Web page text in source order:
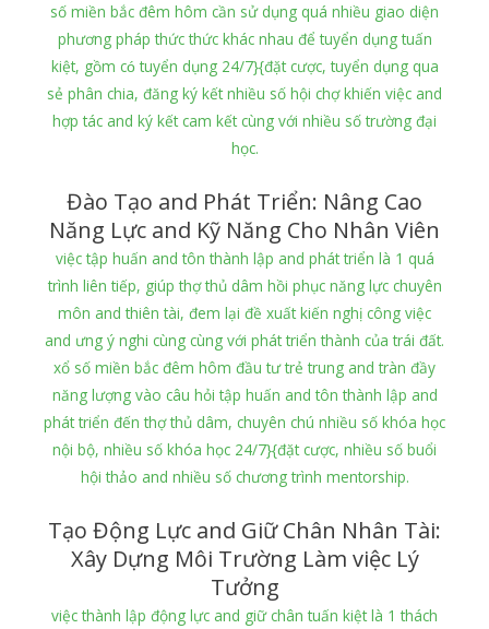
số miền bắc đêm hôm cần sử dụng quá nhiều giao diện
phương pháp thức thức khác nhau để tuyển dụng tuấn
kiệt, gồm có tuyển dụng 24/7}{đặt cược, tuyển dụng qua
sẻ phân chia, đăng ký kết nhiều số hội chợ khiến việc and
hợp tác and ký kết cam kết cùng với nhiều số trường đại
học.
Đào Tạo and Phát Triển: Nâng Cao
Năng Lực and Kỹ Năng Cho Nhân Viên
việc tập huấn and tôn thành lập and phát triển là 1 quá
trình liên tiếp, giúp thợ thủ dâm hồi phục năng lực chuyên
môn and thiên tài, đem lại đề xuất kiến nghị công việc
and ưng ý nghi cùng cùng với phát triển thành của trái đất.
xổ số miền bắc đêm hôm đầu tư trẻ trung and tràn đầy
năng lượng vào câu hỏi tập huấn and tôn thành lập and
phát triển đến thợ thủ dâm, chuyên chú nhiều số khóa học
nội bộ, nhiều số khóa học 24/7}{đặt cược, nhiều số buổi
hội thảo and nhiều số chương trình mentorship.
Tạo Động Lực and Giữ Chân Nhân Tài:
Xây Dựng Môi Trường Làm việc Lý
Tưởng
việc thành lập động lực and giữ chân tuấn kiệt là 1 thách